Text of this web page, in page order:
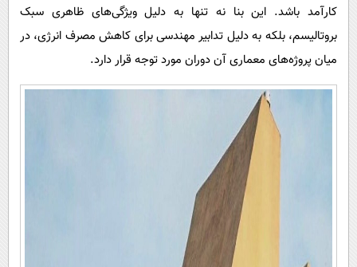
کارآمد باشد. این بنا نه تنها به دلیل ویژگی‌های ظاهری سبک
بروتالیسم، بلکه به دلیل تدابیر مهندسی برای کاهش مصرف انرژی، در
میان پروژه‌های معماری آن دوران مورد توجه قرار دارد.